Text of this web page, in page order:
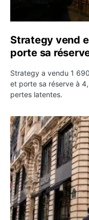
Strategy vend
porte sa
Strategy a vendu 1
et porte sa réserve à
pertes latentes.
Revolut décroche